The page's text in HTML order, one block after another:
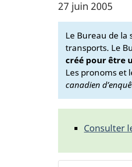
27 juin 2005
Le Bureau de la
transports. Le
créé pour être
Les pronoms et
canadien
Consulter